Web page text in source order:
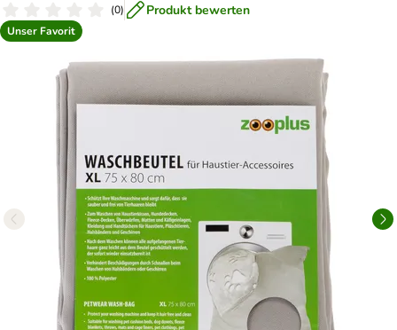
(0) Produkt bewerten
Unser Favorit